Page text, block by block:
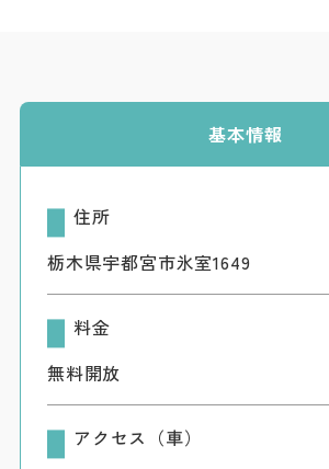
基本情報
住所
栃木県宇都宮市氷室1649
料金
無料開放
アクセス（車）